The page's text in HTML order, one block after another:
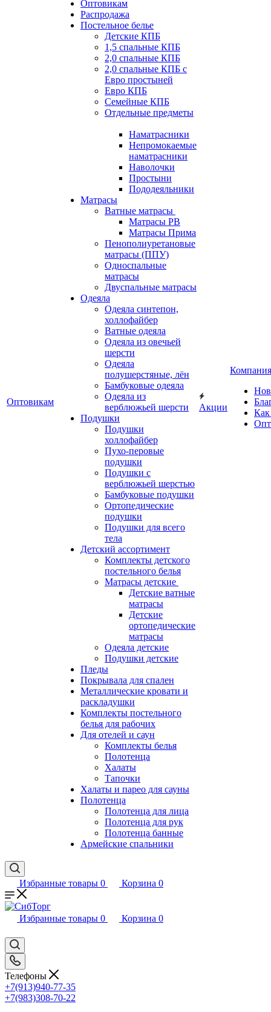
Оптовикам
Оптовикам
Распродажа
Постельное белье
Детские КПБ
1,5 спальные КПБ
2,0 спальные КПБ
2,0 спальные КПБ с
Евро простыней
Евро КПБ
Семейные КПБ
Отдельные предметы
Наматрасники
Непромокаемые
наматрасники
Наволочки
Простыни
Пододеяльники
Матрасы
Ватные матрасы
Матрасы РВ
Матрасы Прима
Пенополиуретановые
матрасы (ППУ)
Односпальные
матрасы
Двуспальные матрасы
Одеяла
Одеяла синтепон,
холлофайбер
Ватные одеяла
Одеяла из овечьей
шерсти
Одеяла
полушерстяные, лён
Бамбуковые одеяла
Одеяла из
верблюжьей шерсти
Подушки
Подушки
холлофайбер
Пухо-перовые
подушки
Подушки с
верблюжьей шерстью
Бамбуковые подушки
Ортопедические
подушки
Подушки для всего
тела
Детский ассортимент
Комплекты детского
постельного белья
Матрасы детские
Детские ватные
матрасы
Детские
ортопедические
матрасы
Одеяла детские
Подушки детские
Пледы
Покрывала для спален
Металлические кровати и
раскладушки
Комплекты постельного
белья для рабочих
Для отелей и саун
Комплекты белья
Полотенца
Халаты
Тапочки
Халаты и парео для сауны
Полотенца
Полотенца для лица
Полотенца для рук
Полотенца банные
Армейские спальники
Акции
Компания
Как
Избранные товары 0 Корзина 0
Избранные товары 0 Корзина 0
Телефоны
+7(913)940-77-35
+7(983)308-70-22